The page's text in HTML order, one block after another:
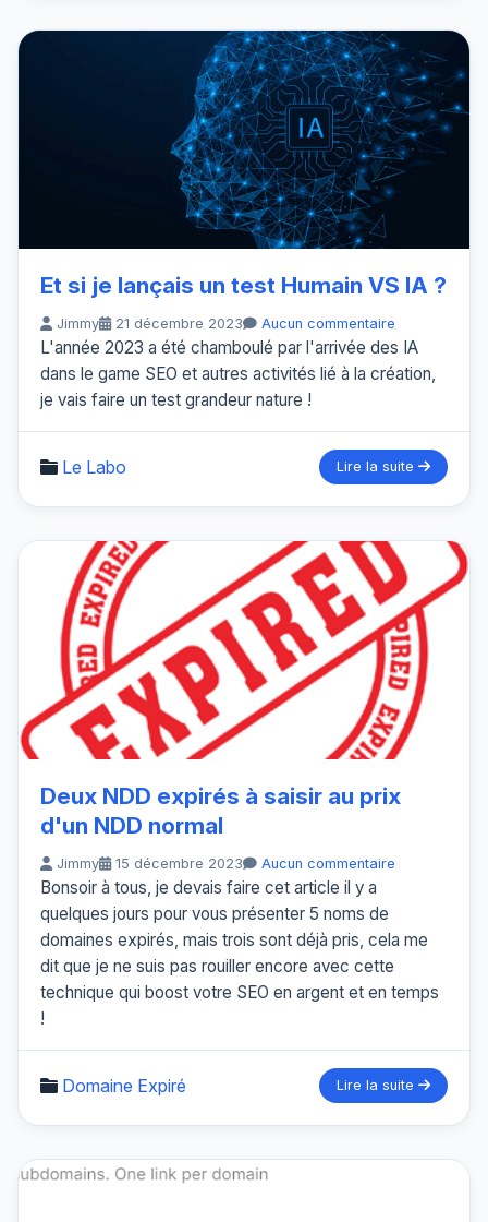
Et si je lançais un test Humain VS IA ?
Jimmy 21 décembre 2023 Aucun commentaire
L'année 2023 a été chamboulé par l'arrivée des IA
dans le game SEO et autres activités lié à la création,
je vais faire un test grandeur nature !
Le Labo Lire la suite
Deux NDD expirés à saisir au prix
d'un NDD normal
Jimmy 15 décembre 2023 Aucun commentaire
Bonsoir à tous, je devais faire cet article il y a
quelques jours pour vous présenter 5 noms de
domaines expirés, mais trois sont déjà pris, cela me
dit que je ne suis pas rouiller encore avec cette
technique qui boost votre SEO en argent et en temps
!
Domaine Expiré Lire la suite